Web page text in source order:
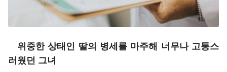
위중한 상태인 딸의 병세를 마주해 너무나 고통스
러웠던 그녀